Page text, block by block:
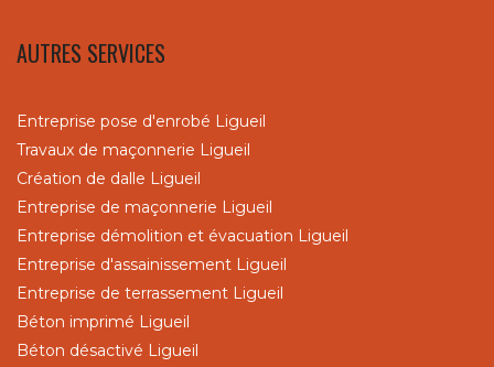
AUTRES SERVICES
Entreprise pose d'enrobé Ligueil
Travaux de maçonnerie Ligueil
Création de dalle Ligueil
Entreprise de maçonnerie Ligueil
Entreprise démolition et évacuation Ligueil
Entreprise d'assainissement Ligueil
Entreprise de terrassement Ligueil
Béton imprimé Ligueil
Béton désactivé Ligueil